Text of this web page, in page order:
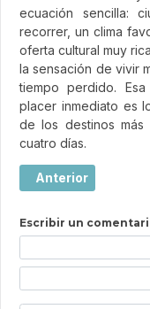
ecuación sencilla:
recorrer, un clima
oferta cultural muy
la sensación de vivir
tiempo perdido.
placer inmediato es
de los destinos
cuatro días.
Artículo anterior:
Anterior
Escribir un